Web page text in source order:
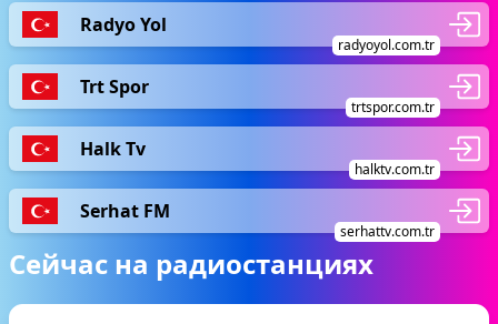
Radyo Yol
radyoyol.com.tr
Trt Spor
trtspor.com.tr
Halk Tv
halktv.com.tr
Serhat FM
serhattv.com.tr
Сейчас на радиостанциях